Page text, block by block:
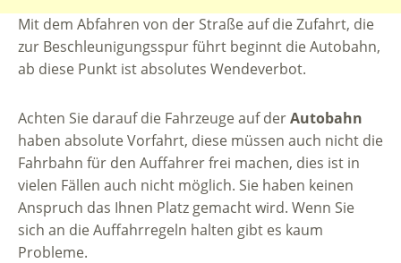
Mit dem Abfahren von der Straße auf die Zufahrt, die
zur Beschleunigungsspur führt beginnt die Autobahn,
ab diese Punkt ist absolutes Wendeverbot.
Achten Sie darauf die Fahrzeuge auf derAutobahn
haben absolute Vorfahrt, diese müssen auch nicht die
Fahrbahn für den Auffahrer frei machen, dies ist in
vielen Fällen auch nicht möglich. Sie haben keinen
Anspruch das Ihnen Platz gemacht wird. Wenn Sie
sich an die Auffahrregeln halten gibt es kaum
Probleme.